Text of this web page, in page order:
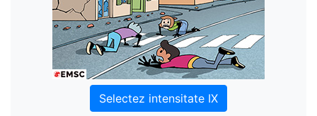
Selectez intensitate IX